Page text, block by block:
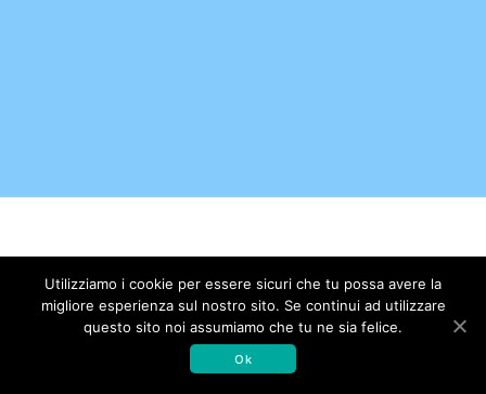
© 2026 Associazione Amici dell'Istituto di Ricerche
Farmacologiche Mario Negri. Realizzato con WordPress e con il
temaMesmerize
Utilizziamo i cookie per essere sicuri che tu possa avere la
migliore esperienza sul nostro sito. Se continui ad utilizzare
questo sito noi assumiamo che tu ne sia felice.
Ok